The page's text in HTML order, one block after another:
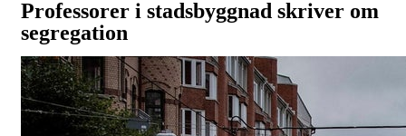
Professorer i stadsbyggnad skriver om
segregation